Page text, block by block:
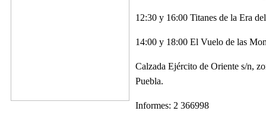
12:30 y 16:00 Titanes de la Era
14:00 y 18:00 El Vuelo de las
Calzada Ejército de Oriente s/n,
Puebla.
Informes: 2 366998